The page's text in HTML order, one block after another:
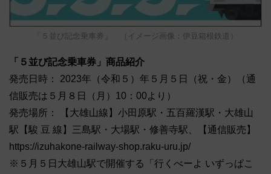
「５並び記念乗車券」 （イメージ画像：伊豆箱根鉄道）
「５並び記念乗車券」商品紹介
発売日時： 2023年（令和５）年５月５日（祝・金）（通
信販売は５月８日（月）10：00より）
発売場所： 【大雄山線】小田原駅・五百羅漢駅・大雄山
駅【駿 豆 線】三島駅・大場駅・修善寺駅、【通信販売】
https://izuhakone-railway-shop.raku-uru.jp/
※５月５日大雄山駅で開催する「行くべーよ いずっぱこ